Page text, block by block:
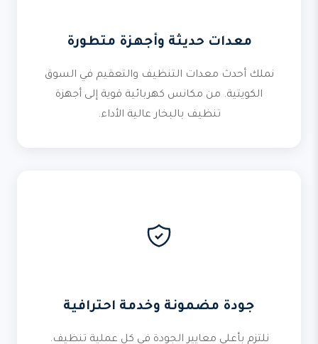
معدات حديثة وأجهزة متطورة
نملك أحدث معدات التنظيف والتعقيم في السوق
الكويتية. من مكانس كهربائية قوية إلى أجهزة
تنظيف بالبخار عالية الأداء.
جودة مضمونة وخدمة احترافية
نلتزم بأعلى معايير الجودة في كل عملية تنظيف.